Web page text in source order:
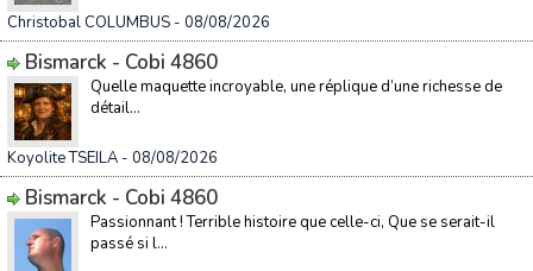
Christobal COLUMBUS - 08/08/2026
Bismarck - Cobi 4860
Quelle maquette incroyable, une réplique d’une richesse de
détail...
Koyolite TSEILA - 08/08/2026
Bismarck - Cobi 4860
Passionnant ! Terrible histoire que celle-ci, Que se serait-il
passé si l...